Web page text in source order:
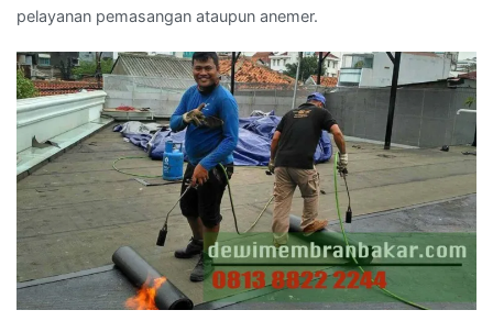
pelayanan pemasangan ataupun anemer.